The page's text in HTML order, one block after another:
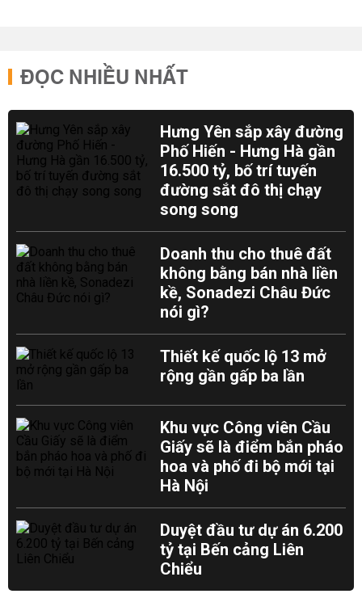
ĐỌC NHIỀU NHẤT
Hưng Yên sắp xây đường
Phố Hiến - Hưng Hà gần
16.500 tỷ, bố trí tuyến
đường sắt đô thị chạy
song song
Doanh thu cho thuê đất
không bằng bán nhà liền
kề, Sonadezi Châu Đức
nói gì?
Thiết kế quốc lộ 13 mở
rộng gần gấp ba lần
Khu vực Công viên Cầu
Giấy sẽ là điểm bắn pháo
hoa và phố đi bộ mới tại
Hà Nội
Duyệt đầu tư dự án 6.200
tỷ tại Bến cảng Liên
Chiểu